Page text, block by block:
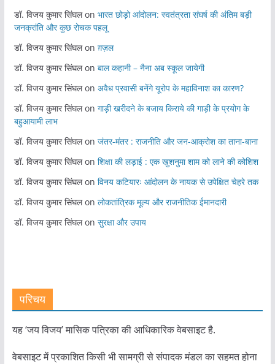
डॉ. विजय कुमार सिंघलon भारत छोड़ो आंदोलन: स्वतंत्रता संघर्ष की अंतिम बड़ी
जनक्रांति और कुछ रोचक पहलू
डॉ. विजय कुमार सिंघलon ग़ज़ल
डॉ. विजय कुमार सिंघलon बाल कहानी – नैना अब स्कूल जायेगी
डॉ. विजय कुमार सिंघलon अवैध प्रवासी बनेंगे यूरोप के महाविनाश का कारण?
डॉ. विजय कुमार सिंघलon गाड़ी खरीदने के बजाय किराये की गाड़ी के प्रयोग के
बहुआयामी लाभ
डॉ. विजय कुमार सिंघलon जंतर-मंतर : राजनीति और जन-आक्रोश का ताना-बाना
डॉ. विजय कुमार सिंघलon शिक्षा की लड़ाई : एक खुशनुमा शाम को लाने की कोशिश
डॉ. विजय कुमार सिंघलon विनय कटियारः आंदोलन के नायक से उपेक्षित चेहरे तक
डॉ. विजय कुमार सिंघलon लोकतांत्रिक मूल्य और राजनीतिक ईमानदारी
डॉ. विजय कुमार सिंघलon सुरक्षा और उपाय
परिचय
यह ‘जय विजय’ मासिक पत्रिका की आधिकारिक वेबसाइट है.
वेबसाइट में प्रकाशित किसी भी सामग्री से संपादक मंडल का सहमत होना